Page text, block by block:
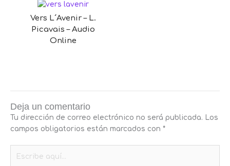
Vers L´Avenir – L.
Picavais – Audio
Online
Deja un comentario
Tu dirección de correo electrónico no será publicada. Los
campos obligatorios están marcados con *
aquí...